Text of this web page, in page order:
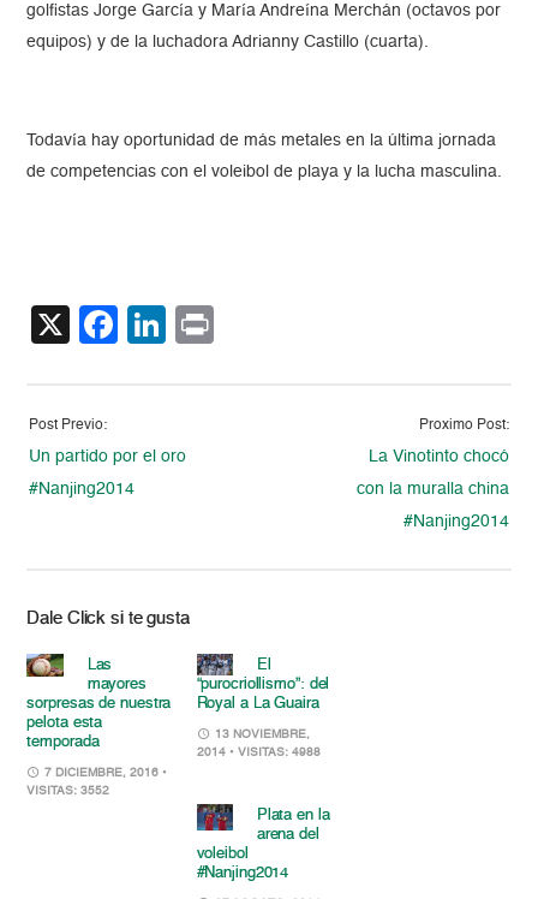
golfistas Jorge García y María Andreína Merchán (octavos por
equipos) y de la luchadora Adrianny Castillo (cuarta).
Todavía hay oportunidad de más metales en la última jornada
de competencias con el voleibol de playa y la lucha masculina.
X Facebook
LinkedIn
Post Previo:
Un partido por el oro
#Nanjing2014
Proximo Post:
La Vinotinto chocó
con la muralla china
#Nanjing2014
Dale Click si te gusta
Las
mayores
sorpresas de nuestra
pelota esta
temporada
7 DICIEMBRE, 2016 •
VISITAS: 3552
El
“purocriollismo”: del
Royal a La Guaira
13 NOVIEMBRE,
2014 • VISITAS: 4988
Plata en la
arena del
voleibol
#Nanjing2014